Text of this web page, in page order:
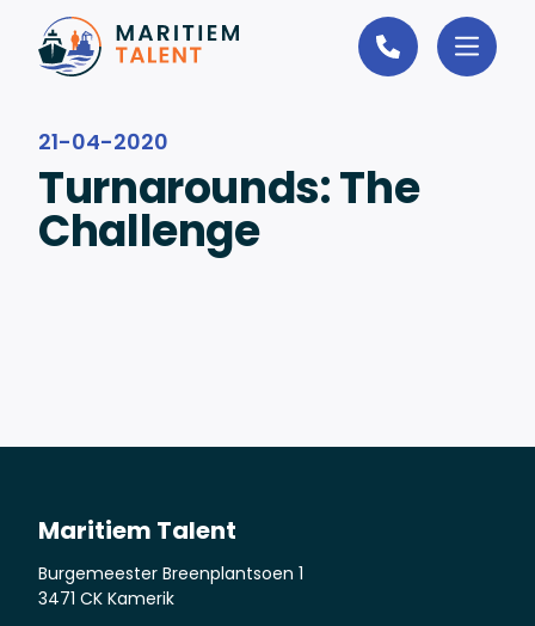
Ga naar de inhoud
21-04-2020
Turnarounds: The
Challenge
Maritiem Talent
Burgemeester Breenplantsoen 1
3471 CK Kamerik